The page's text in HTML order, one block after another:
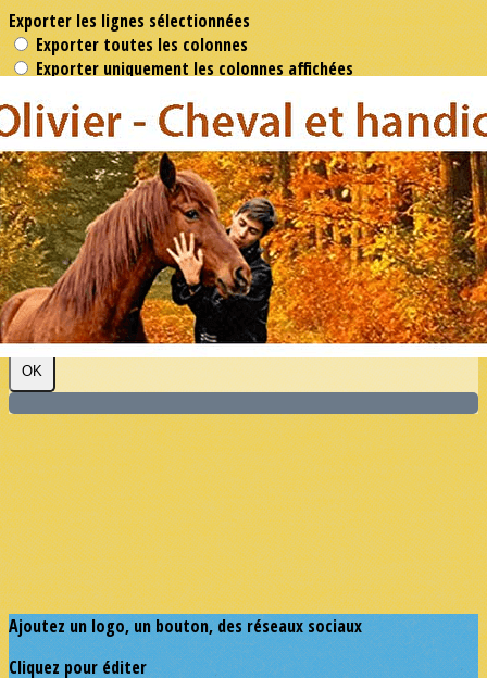
Exporter les lignes sélectionnées
Exporter toutes les colonnes
Exporter uniquement les colonnes affichées
Menu
?>
Images de la page d'accueil
Cliquez pour éditer
Texte, bouton et/ou inscription à la newsletter
Cliquez pour éditer
Je m'abonne à la newsletter
OK
Ajoutez un logo, un bouton, des réseaux sociaux
Cliquez pour éditer